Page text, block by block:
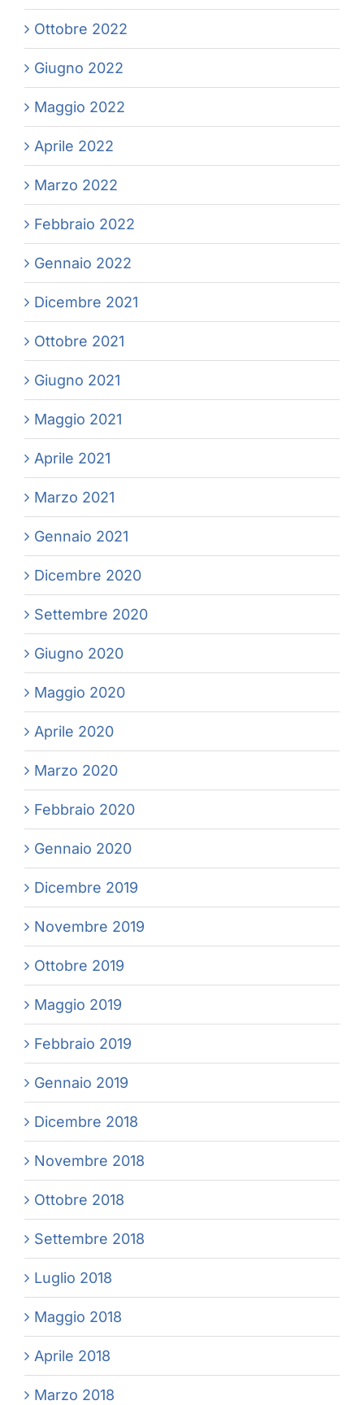
Ottobre 2022
Giugno 2022
Maggio 2022
Aprile 2022
Marzo 2022
Febbraio 2022
Gennaio 2022
Dicembre 2021
Ottobre 2021
Giugno 2021
Maggio 2021
Aprile 2021
Marzo 2021
Gennaio 2021
Dicembre 2020
Settembre 2020
Giugno 2020
Maggio 2020
Aprile 2020
Marzo 2020
Febbraio 2020
Gennaio 2020
Dicembre 2019
Novembre 2019
Ottobre 2019
Maggio 2019
Febbraio 2019
Gennaio 2019
Dicembre 2018
Novembre 2018
Ottobre 2018
Settembre 2018
Luglio 2018
Maggio 2018
Aprile 2018
Marzo 2018